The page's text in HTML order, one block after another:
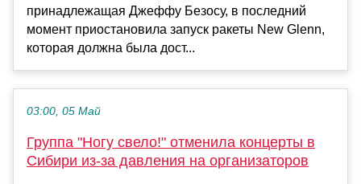
принадлежащая Джеффу Безосу, в последний
момент приостановила запуск ракеты New Glenn,
которая должна была дост...
03:00, 05 Май
Группа "Ногу свело!" отменила концерты в
Сибири из-за давления на организаторов